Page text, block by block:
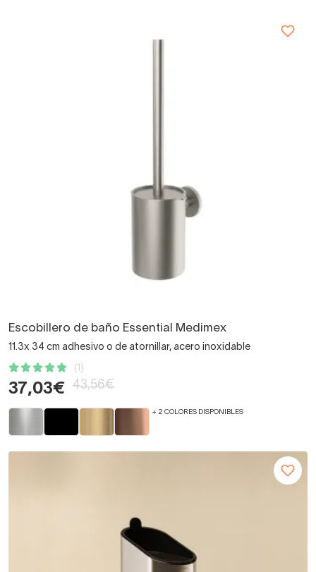
Escobillero de baño Essential Medimex
11.3x 34 cm adhesivo o de atornillar, acero inoxidable
(1)
37,03€ 43,56€
+ 2 COLORES DISPONIBLES